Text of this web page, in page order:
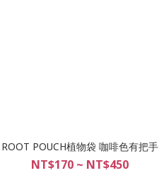
ROOT POUCH植物袋 咖啡色有把手
NT$170 ~ NT$450